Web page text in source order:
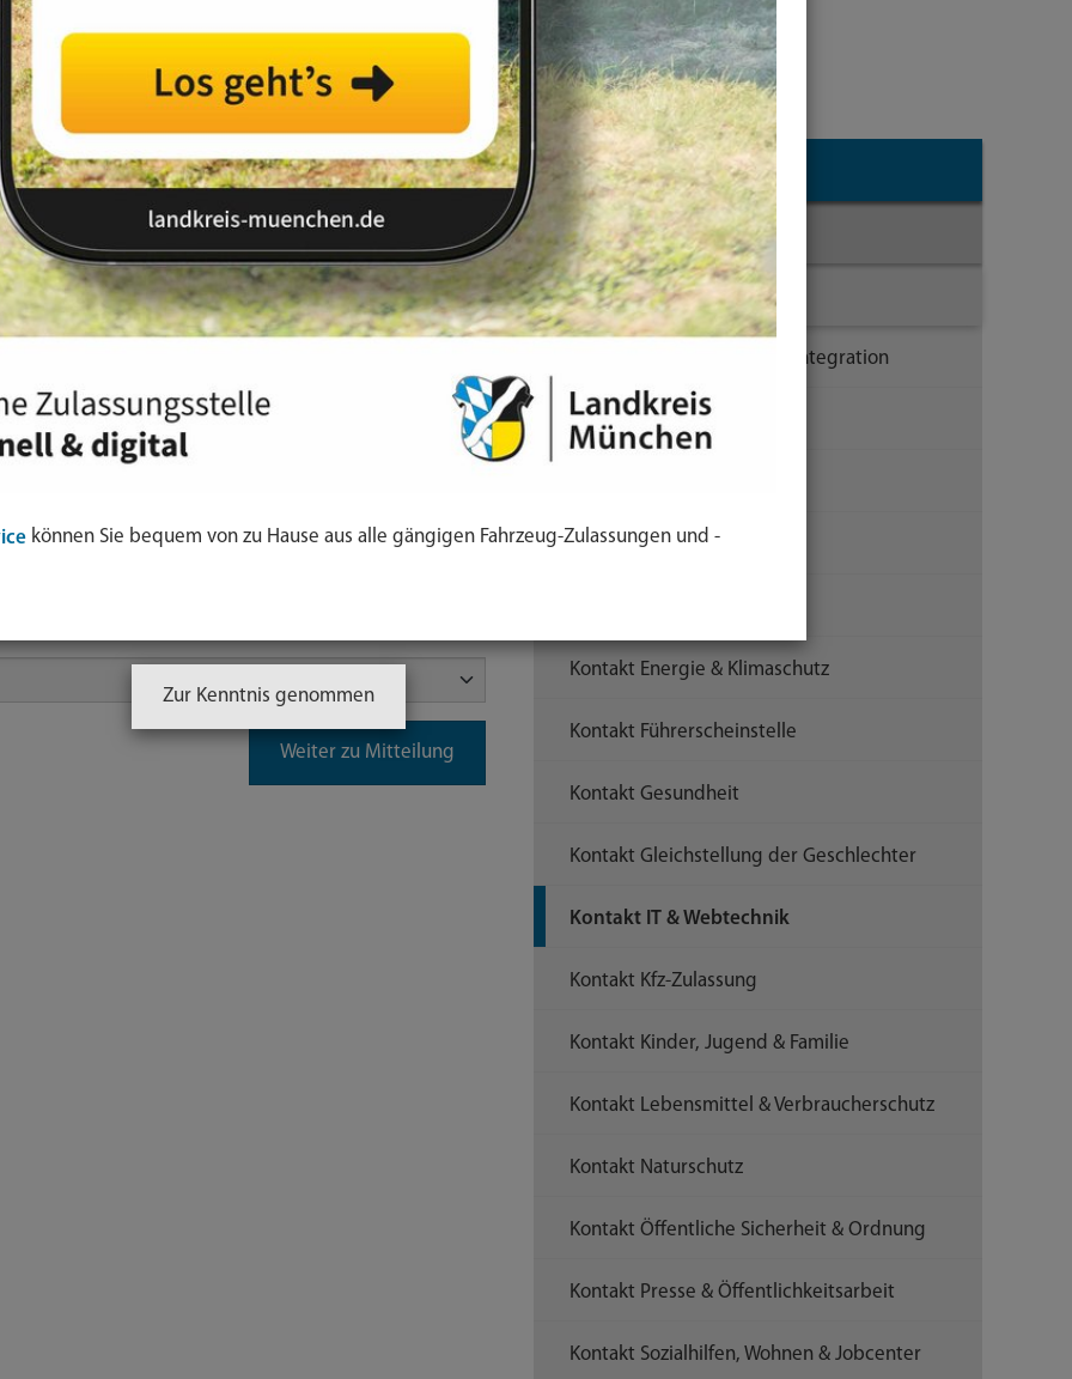
zu uns Kontakt IT & Webtechnik
für die Bürgerinnen und Bürger der
München zuständig. Falls Sie in derStadt
die
Weiter zu Mitteilung
Landratsamt
Kontakt
Ihr Kontakt zu uns
Kontakt Ausländerrecht & Integration
Kontakt Barrierefreiheit
Kontakt Bauen & Wohnen
Kontakt Energie & Klimaschutz
Kontakt Führerscheinstelle
Kontakt Gesundheit
Kontakt Gleichstellung der Geschlechter
Kontakt IT & Webtechnik
Kontakt Kfz-Zulassung
Kontakt Kinder, Jugend & Familie
Kontakt Lebensmittel & Verbraucherschutz
Kontakt Naturschutz
Kontakt Öffentliche Sicherheit & Ordnung
Kontakt Presse & Öffentlichkeitsarbeit
Kontakt Sozialhilfen, Wohnen & Jobcenter
können Sie bequem von zu Hause aus alle gängigen Fahrzeug-Zulassungen und -
Zur Kenntnis genommen